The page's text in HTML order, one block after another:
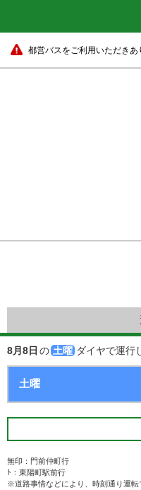
都営バスをご利用いただきあ
8月8日 の 土曜 ダイヤで運行
無印：門前仲町行
ﾄ：東陽町駅前行
※道路事情などにより、時刻通り運転